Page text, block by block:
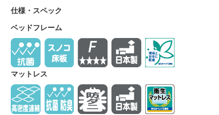
仕様・スペック
ベッドフレーム
マットレス